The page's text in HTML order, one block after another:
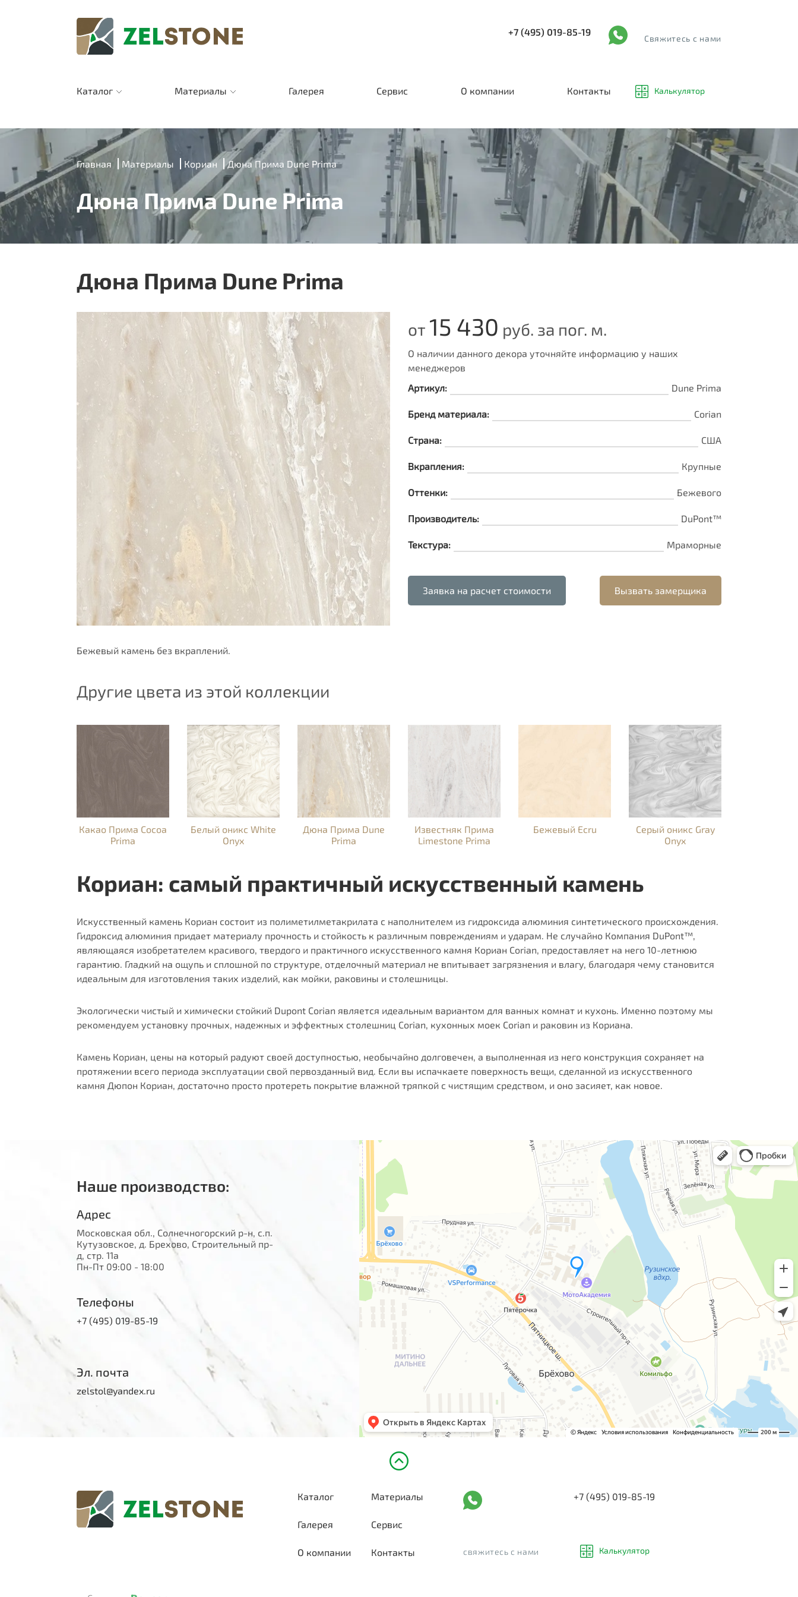
+7 (495) 019-85-19
Cвяжитесь с нами
Каталог Материалы Галерея Сервис О компании Контакты Калькулятор
Главная Материалы Кориан Дюна Прима Dune Prima
Дюна Прима Dune Prima
Дюна Прима Dune Prima
от 15 430 руб. за пог. м.
О наличии данного декора уточняйте информацию у наших
менеджеров
Артикул:
Dune Prima
Бренд материала: Corian
Страна: США
Вкрапления: Крупные
Оттенки: Бежевого
Производитель: DuPont™
Текстура: Мраморные
Заявка на расчет стоимости Вызвать замерщика
Бежевый камень без вкраплений.
Другие цвета из этой коллекции
Какао Прима Cocoa
Prima
Белый оникс White
Onyx
Дюна Прима Dune
Prima
Известняк Прима
Limestone Prima
Бежевый Ecru
Серый оникс Gray
Onyx
Кориан: самый практичный искусственный камень
Искусственный камень Кориан состоит из полиметилметакрилатa с наполнителем из гидроксида алюминия синтетического происхождения.
Гидроксид алюминия придает материалу прочность и стойкость к различным повреждениям и ударам. Не случайно Компания DuPont™,
являющаяся изобретателем красивого, твердого и практичного искусственного камня Кориан Corian, предоставляет на него 10-летнюю
гарантию. Гладкий на ощупь и сплошной по структуре, отделочный материал не впитывает загрязнения и влагу, благодаря чему становится
идеальным для изготовления таких изделий, как мойки, раковины и столешницы.
Экологически чистый и химически стойкий Dupont Corian является идеальным вариантом для ванных комнат и кухонь. Именно поэтому мы
рекомендуем установку прочных, надежных и эффектных столешниц Corian, кухонных моек Corian и раковин из Кориана.
Камень Кориан, цены на который радуют своей доступностью, необычайно долговечен, а выполненная из него конструкция сохраняет на
протяжении всего периода эксплуатации свой первозданный вид. Если вы испачкаете поверхность вещи, сделанной из искусственного
камня Дюпон Кориан, достаточно просто протереть покрытие влажной тряпкой с чистящим средством, и оно засияет, как новое.
Наше производство:
Адрес
Московская обл., Солнечногорский р-н, с.п.
Кутузовское, д. Брехово, Строительный пр-
д, стр. 11а
Пн-Пт 09:00 - 18:00
Телефоны
+7 (495) 019-85-19
Эл. почта
zelstol@yandex.ru
Каталог Материалы
Галерея Сервис
О компании Контакты
+7 (495) 019-85-19
свяжитесь с нами Калькулятор